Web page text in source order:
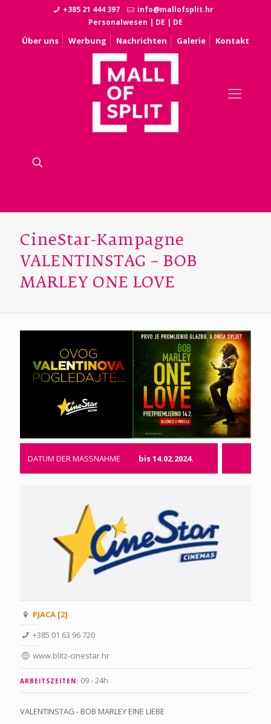
+385 21 444 397
info@mallofsplit.hr
Personalwesen | DE | DE
Über uns Werbung Nachrichten Galerie Kontakt
CineStar-Kampagne
VALENTINSTAG – BOB
MARLEY ONE LOVE
DATUM DER MASSNAHME bis 14.02.2024.
PJACA [2]
+385 01 63 96 720
www.blitz-cinestar.hr
ARBEITSZEITEN: 09 - 24h
VALENTINSTAG - BOB MARLEY EINE LIEBE